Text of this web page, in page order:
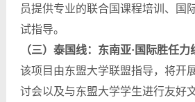
员提供专业的联合国课程培训、国
试指导。
（三）泰国线：东南亚·国际胜任力
该项目由东盟大学联盟指导，将开
讨会以及与东盟大学学生进行友好